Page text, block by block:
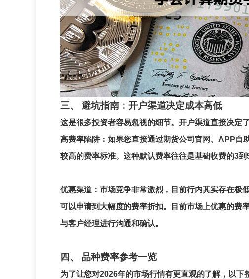
三、 避坑指南：开户渠道决定成本高低
这是很多投资者容易忽视的细节。 开户渠道直接决定
高费率陷阱 ：如果您直接通过期货公司官网、APP
较高的费率标准。这种默认费率往往是基础收费的3到
优惠渠道 ：市场竞争非常激烈，目前行内其实存在极
可以申请到大幅度的费率折扣。目前市场上优惠的费
与客户经理进行沟通和确认。
四、 品种费率参考一览
为了让您对2026年的市场行情有更直观的了解，以下